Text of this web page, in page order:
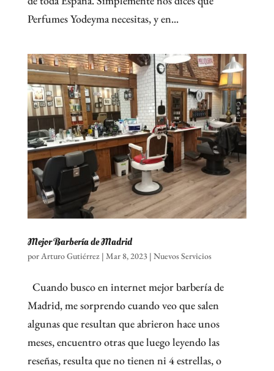
Perfumes Yodeyma necesitas, y en...
Mejor Barbería de Madrid
porArturo Gutiérrez| Mar 8, 2023| Nuevos Servicios
Cuando busco en internet mejor barbería de
Madrid, me sorprendo cuando veo que salen
algunas que resultan que abrieron hace unos
meses, encuentro otras que luego leyendo las
reseñas, resulta que no tienen ni 4 estrellas, o